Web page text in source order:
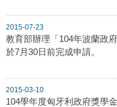
2015-07-23
教育部辦理「104年波蘭政
於7月30日前完成申請。
2015-03-10
104學年度匈牙利政府獎學金